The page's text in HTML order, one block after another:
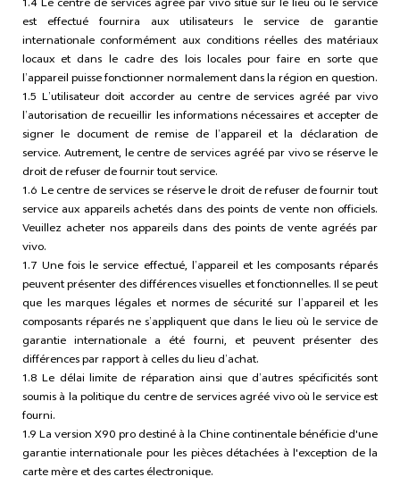
1.4 Le centre de services agréé par vivo situé sur le lieu où le service
est effectué fournira aux utilisateurs le service de garantie
internationale conformément aux conditions réelles des matériaux
locaux et dans le cadre des lois locales pour faire en sorte que
l’appareil puisse fonctionner normalement dans la région en question.
1.5 L’utilisateur doit accorder au centre de services agréé par vivo
l’autorisation de recueillir les informations nécessaires et accepter de
signer le document de remise de l’appareil et la déclaration de
service. Autrement, le centre de services agréé par vivo se réserve le
droit de refuser de fournir tout service.
1.6 Le centre de services se réserve le droit de refuser de fournir tout
service aux appareils achetés dans des points de vente non officiels.
Veuillez acheter nos appareils dans des points de vente agréés par
vivo.
1.7 Une fois le service effectué, l’appareil et les composants réparés
peuvent présenter des différences visuelles et fonctionnelles. Il se peut
que les marques légales et normes de sécurité sur l’appareil et les
composants réparés ne s’appliquent que dans le lieu où le service de
garantie internationale a été fourni, et peuvent présenter des
différences par rapport à celles du lieu d’achat.
1.8 Le délai limite de réparation ainsi que d’autres spécificités sont
soumis à la politique du centre de services agréé vivo où le service est
fourni.
1.9 La version X90 pro destiné à la Chine continentale bénéficie d'une
garantie internationale pour les pièces détachées à l'exception de la
carte mère et des cartes électronique.